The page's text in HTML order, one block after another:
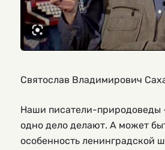
Святослав Владимирович
Наши писатели-
одно дело делают. А может
особенность ленинградской